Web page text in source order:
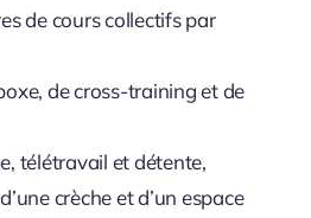
de cours collectifs par
de cross-training et de
télétravail et détente,
crèche et d’un espace